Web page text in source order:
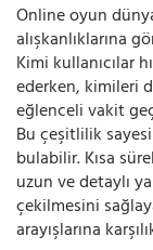
Online oyun
alışkanlıklarına
Kimi kullanıcılar
ederken, kimileri
eğlenceli vakit
Bu çeşitlilik
bulabilir. Kısa
uzun ve detaylı
çekilmesini
arayışlarına